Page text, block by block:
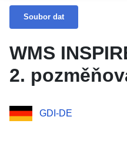
Soubor dat
WMS
2.
GDI-DE